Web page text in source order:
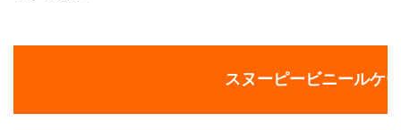
スヌーピービニールケ